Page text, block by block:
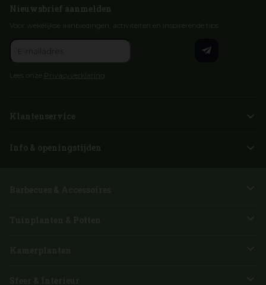
Nieuwsbrief aanmelden
Voor wekelijkse aanbiedingen, activiteiten en inspirerende tips
Lees onze Privacyverklaring
Klantenservice
Info & openingstijden